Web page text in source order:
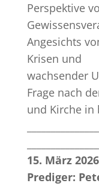
Perspektive
Angesichts
Krisen und
wachsender
Frage nach
und Kirche in
15. März
Prediger: